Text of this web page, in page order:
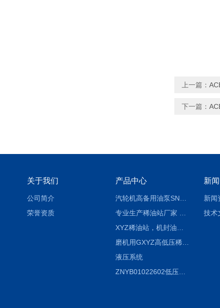
上一篇：
下一篇：
关于我们
公司简介
荣誉资质
产品中心
磨机用GXYZ高低压稀油站，静压油润滑系统
液压系统
ZNYB01022602低压螺杆泵
新
新闻
技术